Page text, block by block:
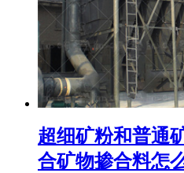
超细矿粉和普通
合矿物掺合料怎